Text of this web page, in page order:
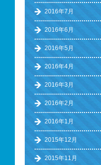
2016年7月
2016年6月
2016年5月
2016年4月
2016年3月
2016年2月
2016年1月
2015年12月
2015年11月